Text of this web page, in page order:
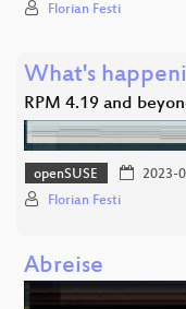
Florian Festi
What's
RPM 4.19 and
openSUSE 2023-
Florian Festi
Abreise